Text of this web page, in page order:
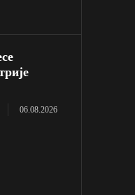
06.08.2026